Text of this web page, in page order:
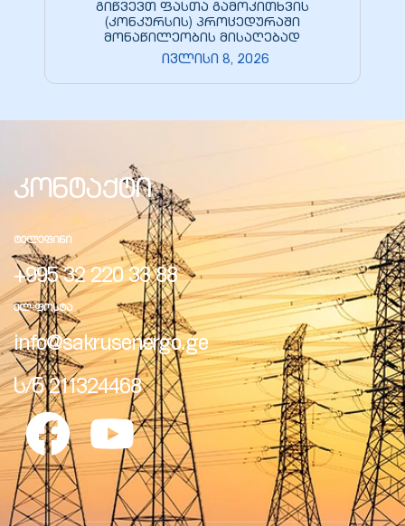
გიწვევთ ფასთა გამოკითხვის
(კონკურსის) პროცედურაში
მონაწილეობის მისაღებად
ივლისი 8, 2026
კონტაქტი
ᲢᲔᲚᲔᲤᲘᲜᲘ
+995 32 220 33 88
ᲔᲚ-ᲤᲝᲡᲢᲐ
info@sakrusenergo.ge
ს/ნ 211324468